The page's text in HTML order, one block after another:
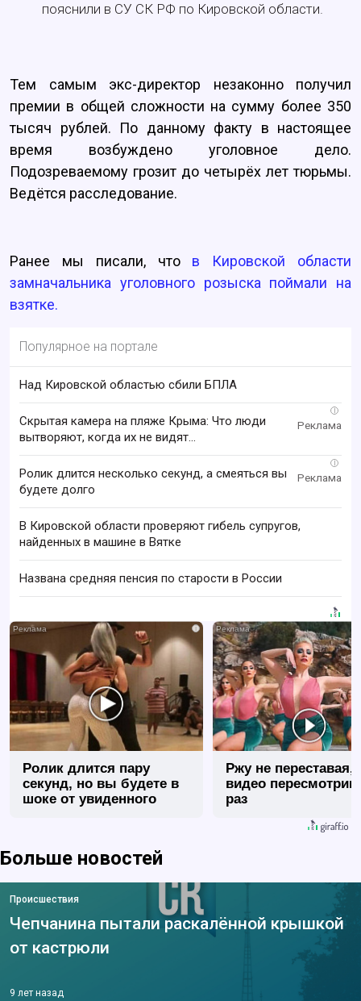
пояснили в СУ СК РФ по Кировской области.
Тем самым экс-директор незаконно получил
премии в общей сложности на сумму более 350
тысяч рублей. По данному факту в настоящее
время возбуждено уголовное дело.
Подозреваемому грозит до четырёх лет тюрьмы.
Ведётся расследование.
Ранее мы писали, что в Кировской области
замначальника уголовного розыска поймали на
взятке.
Популярное на портале
Над Кировской областью сбили БПЛА
i
Скрытая камера на пляже Крыма: Что люди
вытворяют, когда их не видят...
i
Ролик длится несколько секунд, а смеяться вы
будете долго
В Кировской области проверяют гибель супругов,
найденных в машине в Вятке
Названа средняя пенсия по старости в России
i
Ролик длится пару
секунд, но вы будете в
шоке от увиденного
Ржу не переставая,
видео
раз
Больше новостей
Происшествия
Чепчанина пытали раскалённой крышкой
от кастрюли
9 лет назад